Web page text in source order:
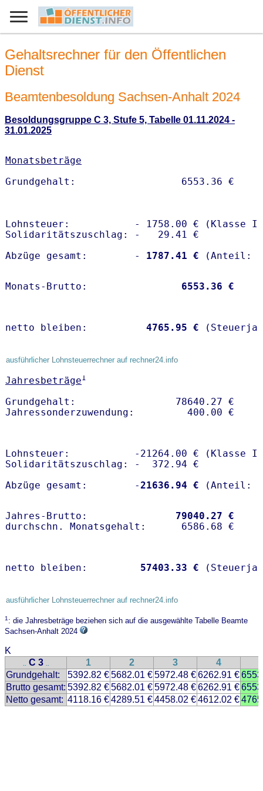
Gehaltsrechner für den Öffentlichen
Dienst
Beamtenbesoldung Sachsen-Anhalt 2024
Besoldungsgruppe C 3, Stufe 5, Tabelle 01.11.2024 -
31.01.2025
Monatsbeträge
Lohnsteuer:           - 1758.00 € (Klasse I)
Solidaritätszuschlag: -   29.41 €
Abzüge gesamt:        -
1787.41 €
Monats-Brutto: 6553.36 €
netto bleiben: 4765.95 €
ausführlicher Lohnsteuerrechner auf rechner24.info
Jahresbeträge1
Grundgehalt:                 78640.27 €
Lohnsteuer:           -21264.00 € (Klasse I)
Solidaritätszuschlag: -  372.94 €
Abzüge gesamt:        -21636.94 €
Jahres-Brutto: 79040.27 €
netto bleiben: 57403.33 €
ausführlicher Lohnsteuerrechner auf rechner24.info
1: die Jahresbeträge beziehen sich auf die ausgewählte Tabelle Beamte
Sachsen-Anhalt 2024
K
.. C 3 .. 1 2 3 4
Grundgehalt:
5392.82 €5682.01 €5972.48 €6262.91 €
Brutto gesamt: 5392.82 €5682.01 €5972.48 €6262.91 €
Netto gesamt: 4118.16 €4289.51 €4458.02 €4612.02 €